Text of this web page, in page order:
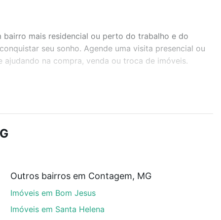
mais residencial ou perto do trabalho e do
seu sonho. Agende uma visita presencial ou
na compra, venda ou troca de imóveis.
salão de festas ou área verde e encontrar
envolvidos no processo de compra, veja em nosso
e conforto. Loft, com você até as chaves.
Outros bairros em Contagem, MG
Imóveis em Bom Jesus
Imóveis em Santa Helena